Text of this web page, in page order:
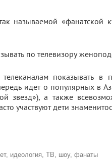
называемой «фанатской
показывать в
идет о популярных в
звезд»), а также
участвуют дети
, идеология, ТВ, шоу, фанаты